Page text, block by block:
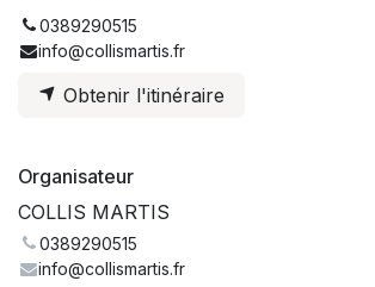
0389290515
info@collismartis.fr
Obtenir l'itinéraire
Organisateur
COLLIS MARTIS
0389290515
info@collismartis.fr